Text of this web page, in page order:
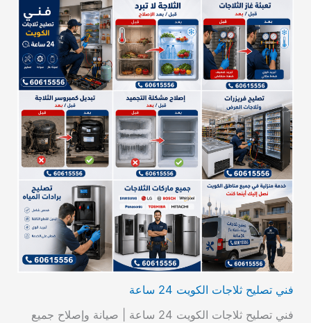
فني تصليح ثلاجات الكويت 24 ساعة
فني تصليح ثلاجات الكويت 24 ساعة | صيانة وإصلاح جميع